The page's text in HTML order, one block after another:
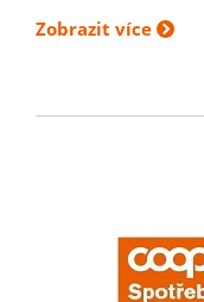
Zobrazit více